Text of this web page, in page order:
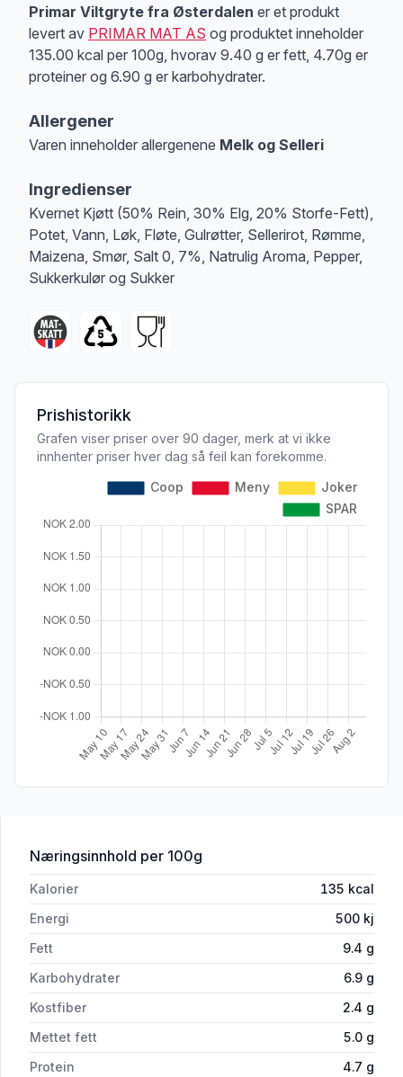
Produktbeskrivelse
Primar Viltgryte fra Østerdalen er et produkt
levert av PRIMAR MAT AS og produktet inneholder
135.00 kcal per 100g, hvorav 9.40 g er fett, 4.70g er
proteiner og 6.90 g er karbohydrater.
Allergener
Varen inneholder allergenene Melk og Selleri
Ingredienser
Kvernet Kjøtt (50% Rein, 30% Elg, 20% Storfe-Fett),
Potet, Vann, Løk, Fløte, Gulrøtter, Sellerirot, Rømme,
Maizena, Smør, Salt 0, 7%, Natrulig Aroma, Pepper,
Sukkerkulør og Sukker
Prishistorikk
Grafen viser priser over 90 dager, merk at vi ikke
innhenter priser hver dag så feil kan forekomme.
Næringsinnhold for 'Primar Viltgryte fra Østerdalen'
per 100g
Kalorier 135 kcal
Energi
500 kj
Fett
9.4 g
Karbohydrater
6.9 g
Kostfiber
2.4 g
Mettet fett
5.0 g
Protein
4.7 g